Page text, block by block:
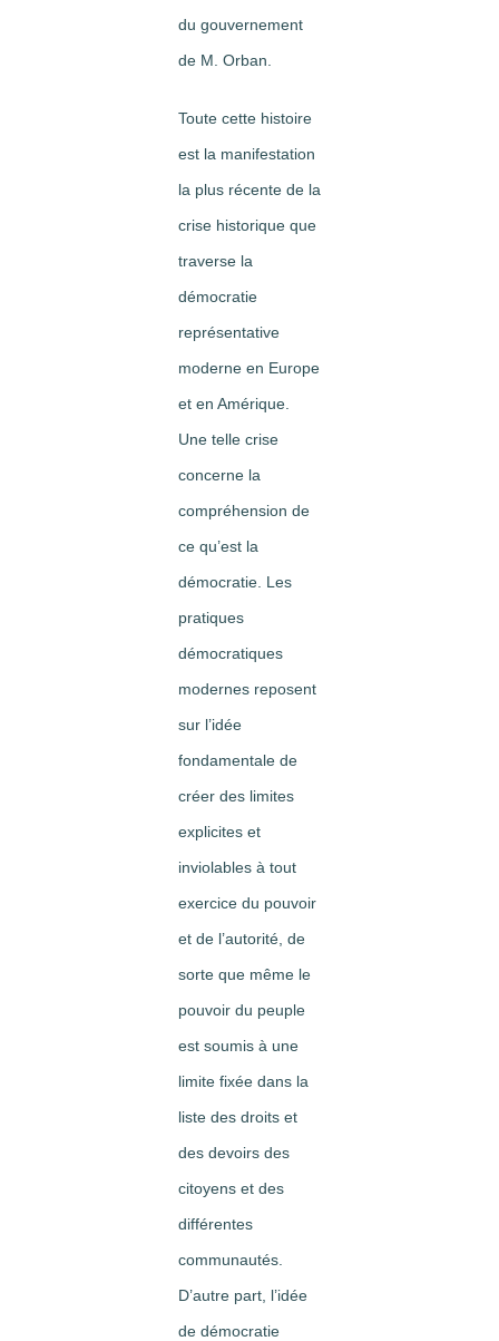
du gouvernement
de M. Orban.
Toute cette histoire
est la manifestation
la plus récente de la
crise historique que
traverse la
démocratie
représentative
moderne en Europe
et en Amérique.
Une telle crise
concerne la
compréhension de
ce qu’est la
démocratie. Les
pratiques
démocratiques
modernes reposent
sur l’idée
fondamentale de
créer des limites
explicites et
inviolables à tout
exercice du pouvoir
et de l’autorité, de
sorte que même le
pouvoir du peuple
est soumis à une
limite fixée dans la
liste des droits et
des devoirs des
citoyens et des
différentes
communautés.
D’autre part, l’idée
de démocratie